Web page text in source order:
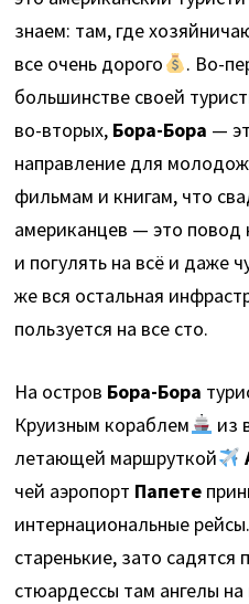
знаем: там, где
все очень дорого
. Во-
большинстве своей
во-вторых, Бора-Бора —
направление для
фильмам и книгам, что
американцев — это повод
и погулять на всё и даже
же вся остальная
пользуется на все сто.
На остров Бора-Бора
Круизным кораблем
из
летающей маршруткой
чей аэропорт Папете
интернациональные
старенькие, зато садятся
стюардессы там ангелы